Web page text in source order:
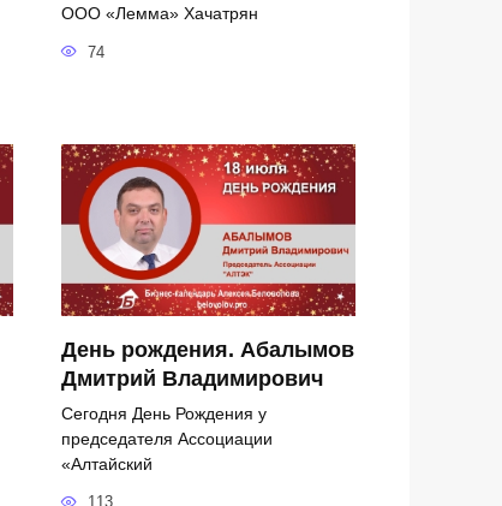
ООО «Лемма» Хачатрян
74
День рождения. Абалымов
Дмитрий Владимирович
Сегодня День Рождения у
председателя Ассоциации
«Алтайский
113